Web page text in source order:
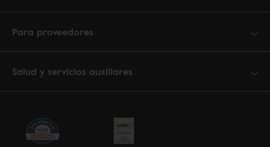
Para proveedores
Salud y servicios auxiliares